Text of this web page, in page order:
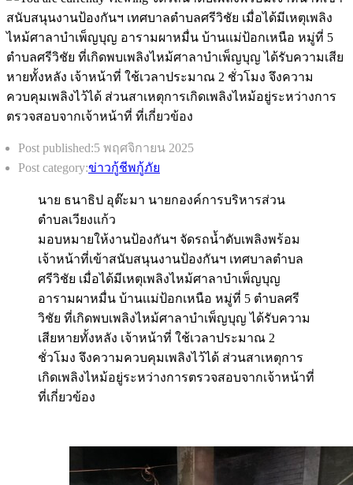
Post published:5 พฤศจิกายน 2025
Post category:ข่าวกู้ชีพกู้ภัย
นาย ธนาธิป อุต๊ะมา นายกองค์การบริหารส่วน
ตำบลเวียงแก้ว
มอบหมายให้งานป้องกันฯ จัดรถน้ำดับเพลิงพร้อม
เจ้าหน้าที่เข้าสนับสนุนงานป้องกันฯ เทศบาลตำบล
ศรีวิชัย เมื่อได้มีเหตุเพลิงไหม้ศาลาบำเพ็ญบุญ
อารามผาหมื่น บ้านเเม่ป้อกเหนือ หมู่ที่ 5 ตำบลศรี
วิชัย ที่เกิดพบเพลิงไหม้ศาลาบำเพ็ญบุญ ได้รับความ
เสียหายทั้งหลัง เจ้าหน้าที่ ใช้เวลาประมาณ 2
ชั่วโมง จึงความควบคุมเพลิงไว้ได้ ส่วนสาเหตุการ
เกิดเพลิงไหม้อยู่ระหว่างการตรวจสอบจากเจ้าหน้าที่
ที่เกี่ยวข้อง